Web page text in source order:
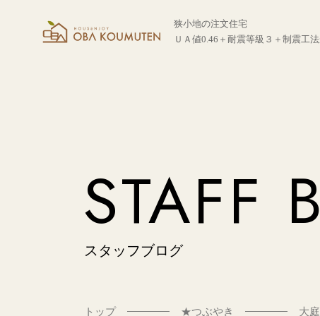
狭小地の注文住宅
ＵＡ値0.46＋耐震等級３＋制震工
STAFF
スタッフブログ
トップ ★つぶやき 大